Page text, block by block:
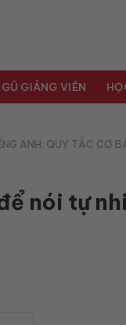
GIẢNG VIÊN
ANH: QUY TẮC CƠ
nói tự